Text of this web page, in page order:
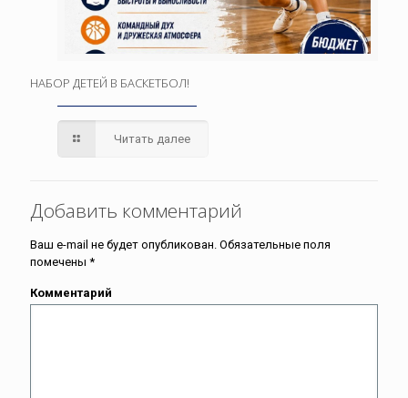
НАБОР ДЕТЕЙ В БАСКЕТБОЛ!
Читать далее
Добавить комментарий
Ваш e-mail не будет опубликован. Обязательные поля
помечены *
Комментарий